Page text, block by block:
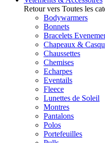
Retour vers Toutes les
Bodywarmers
Bonnets
Bracelets
Chapeaux &
Chaussettes
Chemises
Echarpes
Eventails
Fleece
Lunettes de Soleil
Montres
Pantalons
Polos
Portefeuilles